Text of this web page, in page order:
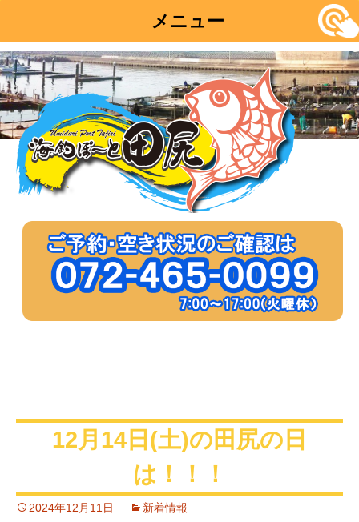
メニュー
コ
ン
テ
ン
ツ
12月14日(土)の田尻の日
は！！！
2024年12月11日 新着情報